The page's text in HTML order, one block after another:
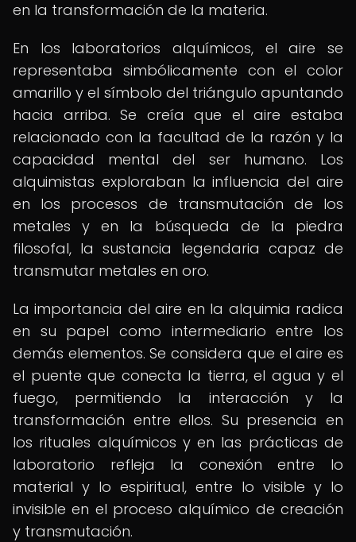
en la transformación de la materia.
En los laboratorios alquímicos, el aire se
representaba simbólicamente con el color
amarillo y el símbolo del triángulo apuntando
hacia arriba. Se creía que el aire estaba
relacionado con la facultad de la razón y la
capacidad mental del ser humano. Los
alquimistas exploraban la influencia del aire
en los procesos de transmutación de los
metales y en la búsqueda de la piedra
filosofal, la sustancia legendaria capaz de
transmutar metales en oro.
La importancia del aire en la alquimia radica
en su papel como intermediario entre los
demás elementos. Se considera que el aire es
el puente que conecta la tierra, el agua y el
fuego, permitiendo la interacción y la
transformación entre ellos. Su presencia en
los rituales alquímicos y en las prácticas de
laboratorio refleja la conexión entre lo
material y lo espiritual, entre lo visible y lo
invisible en el proceso alquímico de creación
y transmutación.